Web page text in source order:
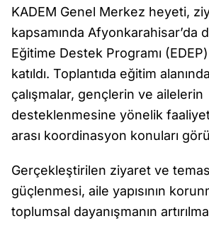
KADEM Genel Merkez heyeti,
kapsamında Afyonkarahisar’da
Eğitime Destek Programı
katıldı. Toplantıda eğitim
çalışmalar, gençlerin ve ailelerin
desteklenmesine yönelik
arası koordinasyon konuları
Gerçekleştirilen ziyaret ve
güçlenmesi, aile yapısının
toplumsal dayanışmanın